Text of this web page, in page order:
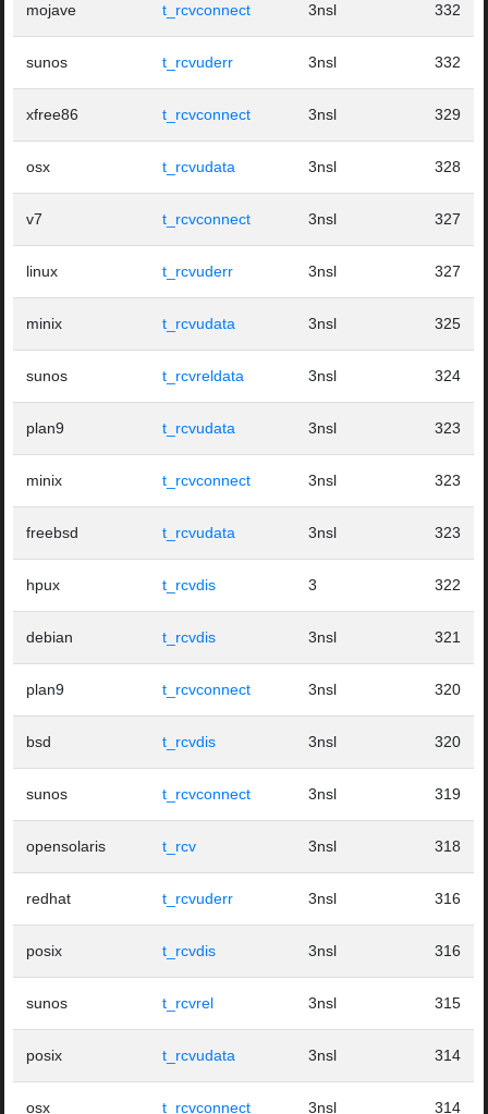
mojave t_rcvconnect 3nsl 332
sunos t_rcvuderr 3nsl 332
xfree86 t_rcvconnect 3nsl 329
osx t_rcvudata 3nsl 328
v7 t_rcvconnect 3nsl 327
linux t_rcvuderr 3nsl 327
minix t_rcvudata 3nsl 325
sunos t_rcvreldata 3nsl 324
plan9 t_rcvudata 3nsl 323
minix t_rcvconnect 3nsl 323
freebsd t_rcvudata 3nsl 323
hpux t_rcvdis 3 322
debian t_rcvdis 3nsl 321
plan9 t_rcvconnect 3nsl 320
bsd t_rcvdis 3nsl 320
sunos t_rcvconnect 3nsl 319
opensolaris t_rcv 3nsl 318
redhat t_rcvuderr 3nsl 316
posix t_rcvdis 3nsl 316
sunos t_rcvrel 3nsl 315
posix t_rcvudata 3nsl 314
osx t_rcvconnect 3nsl 314